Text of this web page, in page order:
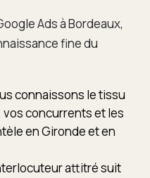
Ads à Bordeaux,
fine du
connaissons le tissu
concurrents et les
en Gironde et en
attitré suit